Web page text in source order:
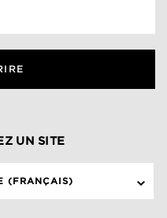
UN SITE
(FRANÇAIS)